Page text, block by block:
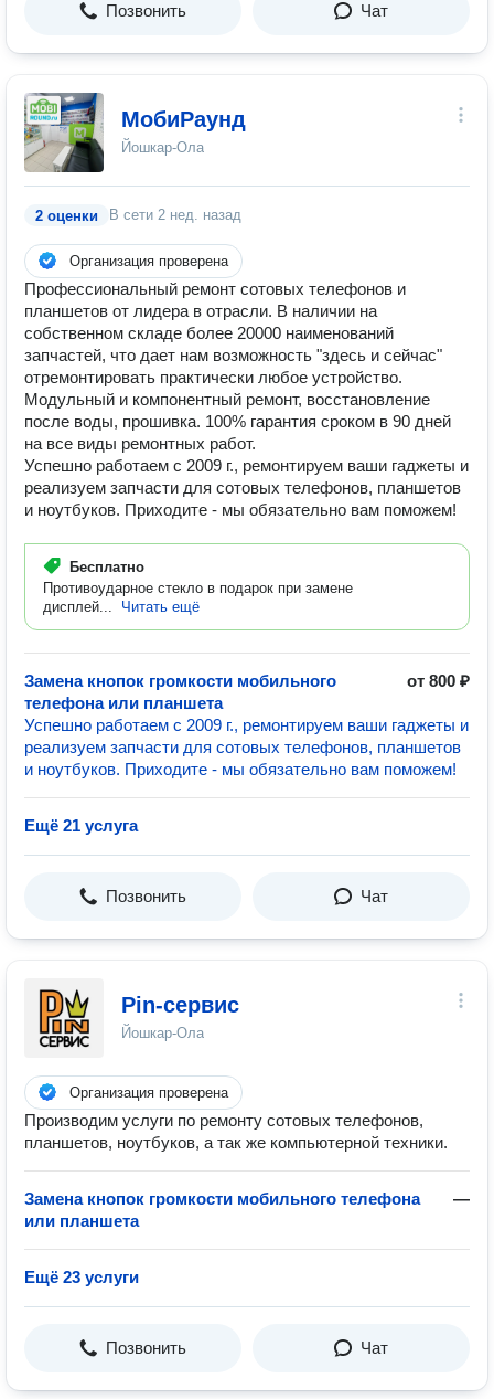
Позвонить Чат
МобиРаунд
Йошкар-Ола
2 оценки В сети 2 нед. назад
Организация проверена
Профессиональный ремонт сотовых телефонов и
планшетов от лидера в отрасли. В наличии на
собственном складе более 20000 наименований
запчастей, что дает нам возможность "здесь и сейчас"
отремонтировать практически любое устройство.
Модульный и компонентный ремонт, восстановление
после воды, прошивка. 100% гарантия сроком в 90 дней
на все виды ремонтных работ.
Успешно работаем с 2009 г., ремонтируем ваши гаджеты и
реализуем запчасти для сотовых телефонов, планшетов
и ноутбуков. Приходите - мы обязательно вам поможем!
Бесплатно
Противоударное стекло в подарок при замене
дисплей...
Читать ещё
Замена кнопок громкости мобильного
телефона или планшета
от 800 ₽
Успешно работаем с 2009 г., ремонтируем ваши гаджеты и
реализуем запчасти для сотовых телефонов, планшетов
и ноутбуков. Приходите - мы обязательно вам поможем!
Ещё 21 услуга
Позвонить Чат
Pin-сервис
Йошкар-Ола
Организация проверена
Производим услуги по ремонту сотовых телефонов,
планшетов, ноутбуков, а так же компьютерной техники.
Замена кнопок громкости мобильного телефона
или планшета
—
Ещё 23 услуги
Позвонить Чат